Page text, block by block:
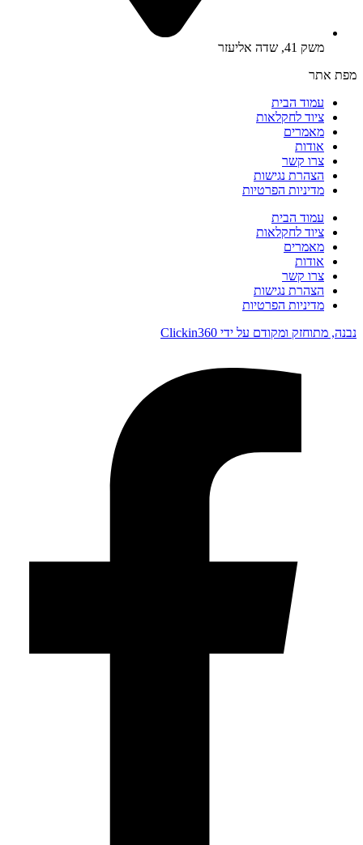
משק 41, שדה אליעזר
מפת אתר
עמוד הבית
ציוד לחקלאות
מאמרים
אודות
צרו קשר
הצהרת נגישות
מדיניות הפרטיות
עמוד הבית
ציוד לחקלאות
מאמרים
אודות
צרו קשר
הצהרת נגישות
מדיניות הפרטיות
נבנה, מתוחזק ומקודם על ידי Clickin360